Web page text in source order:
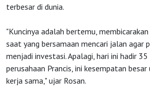
HOME
OSS
terbesar di dunia.
"Kuncinya adalah bertemu,
saat yang bersamaan mencari jalan agar
menjadi investasi. Apalagi, hari ini hadir
perusahaan Prancis, ini kesempatan
kerja sama," ujar Rosan.